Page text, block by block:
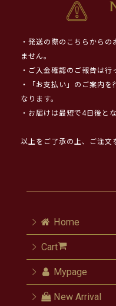
・発送の際のこちらから
ません。
・ご入金確認のご報告は行
・「お支払い」のご案内
なります。
・お届けは最短で4日後とな
以上をご了承の上、ご注文
Home
Cart
Mypage
New Arrival